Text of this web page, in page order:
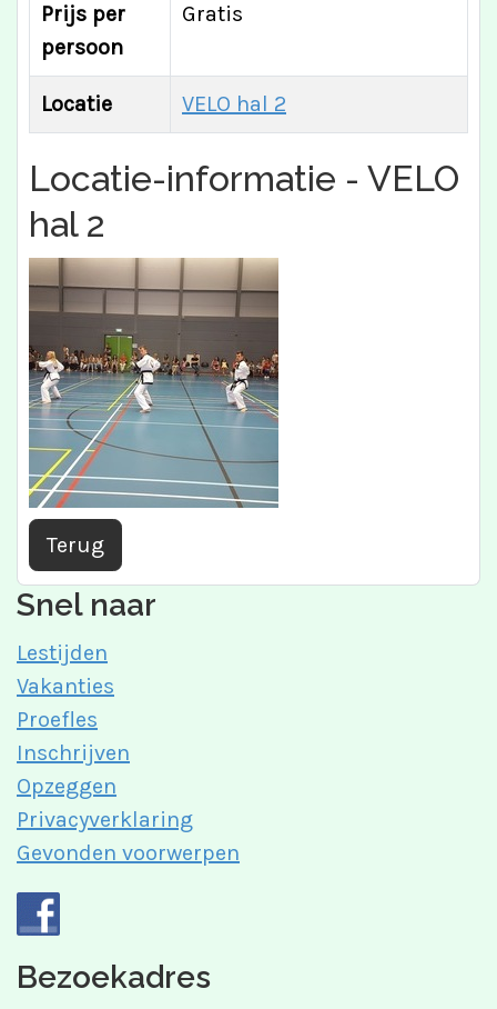
Prijs per
persoon
Gratis
Locatie VELO hal 2
Locatie-informatie - VELO
hal 2
Terug
Snel naar
Lestijden
Vakanties
Proefles
Inschrijven
Opzeggen
Privacyverklaring
Gevonden voorwerpen
Bezoekadres